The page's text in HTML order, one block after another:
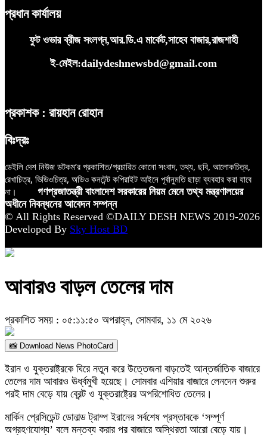
প্রধান কার্যালয়
ফুট ওভার ব্রীজ সংলগ্ন,আর.ডি.এ মার্কেট,সাহেব বাজার,রাজশাহী
ই-মেইল:dailydeshnewsbd@gmail.com
প্রকাশক : রায়হান রোহান
বিঃদ্রঃ
ডেইলি দেশ নিউজ ডটকম’র প্রকাশিত/প্রচারিত কোনো সংবাদ, তথ্য, ছবি, আলোকচিত্র,
রেখাচিত্র, ভিডিওচিত্র, অডিও কনটেন্ট কপিরাইট আইনে পূর্বানুমতি ছাড়া ব্যবহার করা যাবে
না।
গণপ্রজাতন্ত্রী বাংলাদেশ সরকারের নিয়ম মেনে তথ্য মন্ত্রণালয়ের
অধীনে নিবন্ধনের আবেদন সম্পন্ন
© All Rights Reserved ©DAILY DESH NEWS 2019-2026
Developed By Sky Host BD
আবারও বাড়ল তেলের দাম
প্রকাশিত সময় : ০৫:১১:৫০ অপরাহ্ন, সোমবার, ১১ মে ২০২৬
📸 Download News PhotoCard
ইরান ও যুক্তরাষ্ট্রকে ঘিরে নতুন করে উত্তেজনা বাড়তেই আন্তর্জাতিক বাজারে
তেলের দাম আবারও ঊর্ধ্বমুখী হয়েছে। সোমবার এশিয়ার বাজারে লেনদেন শুরুর
পরই দাম বেড়ে যায় ব্রেন্ট ও যুক্তরাষ্ট্রের অপরিশোধিত তেলের।
মার্কিন প্রেসিডেন্ট ডোনাল্ড ট্রাম্প ইরানের সর্বশেষ প্রস্তাবকে ‘সম্পূর্ণ
অগ্রহণযোগ্য’ বলে মন্তব্য করার পর বাজারে অস্থিরতা আরো বেড়ে যায়।